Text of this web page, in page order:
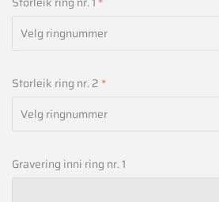
Storleik ring nr. 2
Gravering inni ring nr. 1